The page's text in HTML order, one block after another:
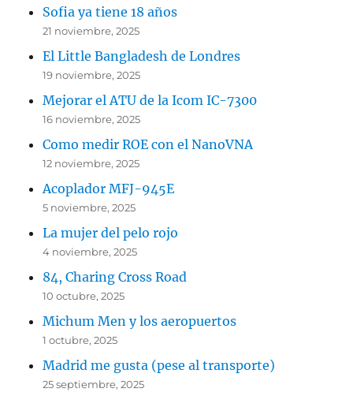
Sofia ya tiene 18 años
21 noviembre, 2025
El Little Bangladesh de Londres
19 noviembre, 2025
Mejorar el ATU de la Icom IC-7300
16 noviembre, 2025
Como medir ROE con el NanoVNA
12 noviembre, 2025
Acoplador MFJ-945E
5 noviembre, 2025
La mujer del pelo rojo
4 noviembre, 2025
84, Charing Cross Road
10 octubre, 2025
Michum Men y los aeropuertos
1 octubre, 2025
Madrid me gusta (pese al transporte)
25 septiembre, 2025